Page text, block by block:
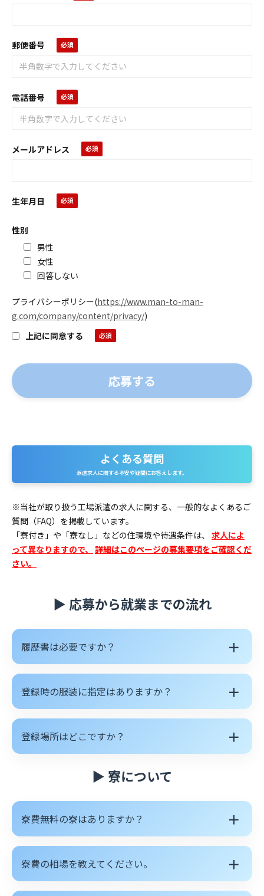
郵便番号
電話番号
メールアドレス
生年月日
性別
男性
女性
回答しない
プライバシーポリシー(https://www.man-to-man-
g.com/company/content/privacy/)
上記に同意する
く
あ
る
質
問
よくある質問
派遣求人に関する不安や疑問にお答えします。
※当社が取り扱う工場派遣の求人に関する、一般的なよくあるご
質問（FAQ）を掲載しています。
「寮付き」や「寮なし」などの住環境や待遇条件は、 求人によ
って異なりますので、 詳細はこのページの募集要項をご確認くだ
さい。
▶ 応募から就業までの流れ
履歴書は必要ですか？ ＋
登録時の服装に指定はありますか？ ＋
登録場所はどこですか？ ＋
▶ 寮について
寮費無料の寮はありますか？ ＋
寮費の相場を教えてください。 ＋